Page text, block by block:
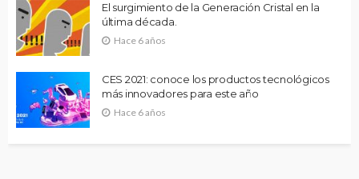
El surgimiento de la Generación Cristal en la
última década.
Hace 6 años
CES 2021: conoce los productos tecnológicos
más innovadores para este año
Hace 6 años